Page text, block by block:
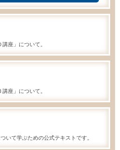
座」について。
座」について。
ついて学ぶための公式テキストです。